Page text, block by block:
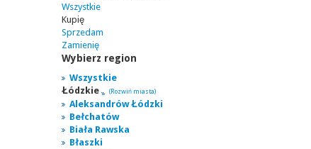
Wszystkie
Kupię
Sprzedam
Zamienię
Wybierz region
Wszystkie
Łódzkie
(Rozwiń miasta)
Aleksandrów Łódzki
Bełchatów
Biała Rawska
Błaszki